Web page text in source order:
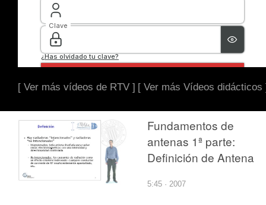
[ Ver más vídeos de RTV ] [ Ver más Vídeos didácticos
Fundamentos de
antenas 1ª parte:
Definición de Antena
5:45 · 2007